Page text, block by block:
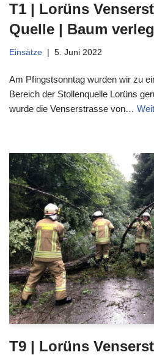
T1 | Lorüns
Quelle | Baum
Einsätze 5. Juni 2022
Am Pfingstsonntag wurden wir zu
Bereich der Stollenquelle Lorüns
wurde die Venserstrasse von…
T9 | Lorüns